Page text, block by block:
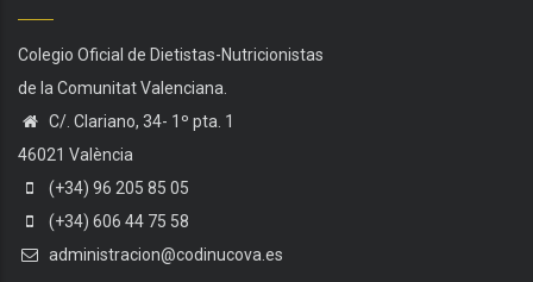
Colegio Oficial de Dietistas-Nutricionistas
de la Comunitat Valenciana.
C/. Clariano, 34- 1º pta. 1
46021 València
(+34) 96 205 85 05
(+34) 606 44 75 58
administracion@codinucova.es